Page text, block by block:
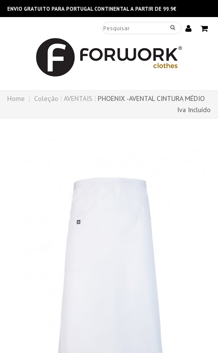
ENVIO GRATUITO PARA PORTUGAL CONTINENTAL A PARTIR DE 99.9€
Home Coleção AVENTAIS
PHOENIX -AVENTAL CINTURA MÉDIO
Iva Incluído